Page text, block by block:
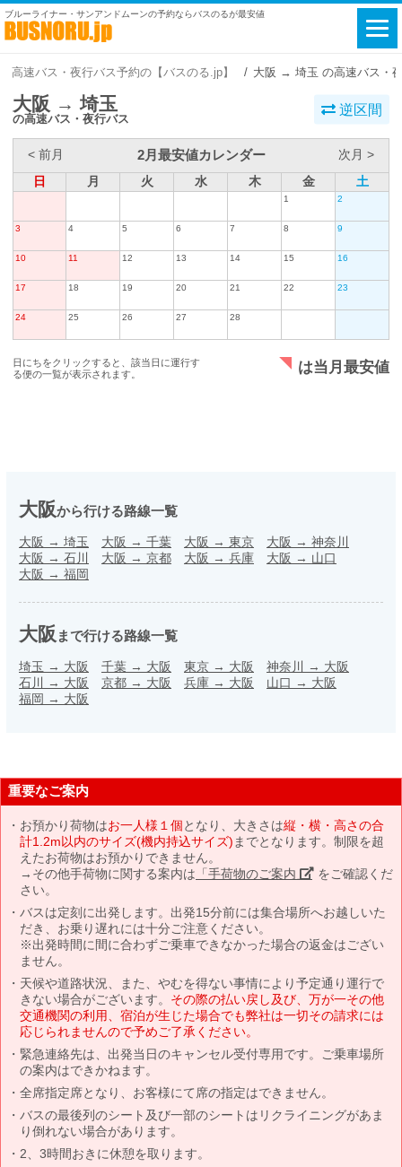
ブルーライナー・サンアンドムーンの予約ならバスのるが最安値
高速バス・夜行バス予約の【バスのる.jp】 大阪 → 埼玉 の高速バス・
大阪 → 埼玉
の高速バス・夜行バス
逆区間
< 前月 2月最安値カレンダー
次月 >
日
月 火 水 木 金 土
1 2
3 4 5 6 7 8 9
10 11 12 13 14 15 16
17 18 19 20 21 22 23
24 25 26 27 28
日にちをクリックすると、該当日に運行す
る便の一覧が表示されます。
は当月最安値
大阪から行ける路線一覧
大阪 → 埼玉 大阪 → 千葉 大阪 → 東京 大阪 → 神奈川
大阪 → 石川 大阪 → 京都 大阪 → 兵庫 大阪 → 山口
大阪 → 福岡
大阪 まで行ける路線一覧
埼玉 → 大阪 千葉 → 大阪 東京 → 大阪 神奈川 → 大阪
石川 → 大阪 京都 → 大阪 兵庫 → 大阪 山口 → 大阪
福岡 → 大阪
重要なご案内
お預かり荷物はお一人様１個となり、大きさは縦・横・高さの合
計1.2m以内のサイズ(機内持込サイズ) までとなります。制限を超
えたお荷物はお預かりできません。
→その他手荷物に関する案内は 「手荷物のご案内」 をご確認くだ
さい。
バスは定刻に出発します。出発15分前には集合場所へお越しいた
だき、お乗り遅れには十分ご注意ください。
※出発時間に間に合わずご乗車できなかった場合の返金はござい
ません。
天候や道路状況、また、やむを得ない事情により予定通り運行で
きない場合がございます。 その際の払い戻し及び、万が一その他
交通機関の利用、宿泊が生じた場合でも弊社は一切その請求には
応じられませんので予めご了承ください。
緊急連絡先は、出発当日のキャンセル受付専用です。ご乗車場所
の案内はできかねます。
全席指定席となり、お客様にて席の指定はできません。
バスの最後列のシート及び一部のシートはリクライニングがあま
り倒れない場合があります。
2、3時間おきに休憩を取ります。